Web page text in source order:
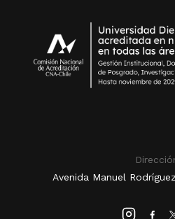
Avenida Manuel